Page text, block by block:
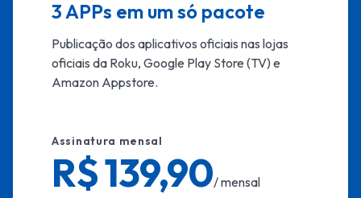
3 APPs em um só pacote
Publicação dos aplicativos oficiais nas lojas
oficiais da Roku, Google Play Store (TV) e
Amazon Appstore.
Assinatura mensal
R$ 139,90/ mensal